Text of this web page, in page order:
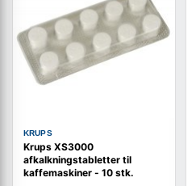
KRUPS
Krups XS3000
afkalkningstabletter til
kaffemaskiner - 10 stk.